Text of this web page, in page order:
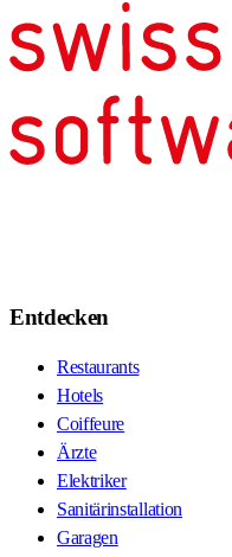
Entdecken
Restaurants
Hotels
Coiffeure
Ärzte
Elektriker
Sanitärinstallation
Garagen